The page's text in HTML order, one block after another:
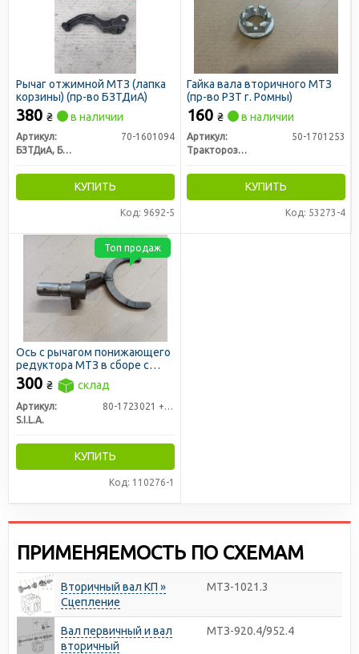
Рычаг отжимной МТЗ (лапка
корзины) (пр-во БЗТДиА)
380 ₴ в наличии
Артикул:
70-1601094
БЗТДиА, Беларусь
КУПИТЬ
Код: 9692-5
Гайка вала вторичного МТЗ
(пр-во РЗТ г. Ромны)
160 ₴ в наличии
Артикул:
50-1701253
Тракторозапчасть г. Ромны
КУПИТЬ
Код: 53273-4
Ось с рычагом понижающего
редуктора МТЗ в сборе с
вилкой (пр-во S.I.L.A. AC)
300 ₴ склад
Артикул:
80-1723021 + 70-1723020
S.I.L.A.
КУПИТЬ
Код: 110276-1
Топ продаж
ПРИМЕНЯЕМОСТЬ ПО СХЕМАМ
Вторичный вал КП »
Сцепление
МТЗ-1021.3
Вал первичный и вал
вторичный
МТЗ-920.4/952.4